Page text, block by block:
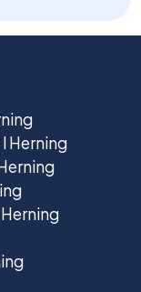
Herning